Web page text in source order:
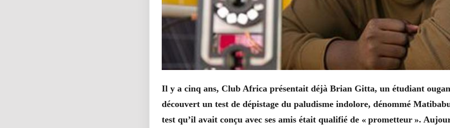
Il y a cinq ans, Club Africa présentait déjà Brian Gitta, un étudiant
découvert un test de dépistage du paludisme indolore, dénommé
test qu’il avait conçu avec ses amis était qualifié de « prometteur ».